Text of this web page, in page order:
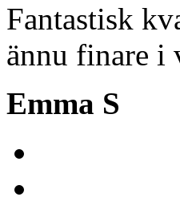
Fantastisk
ännu finare i
Emma S